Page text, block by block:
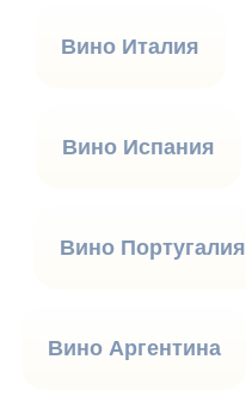
Вино Италия
Вино Испания
Вино Португалия
Вино Аргентина